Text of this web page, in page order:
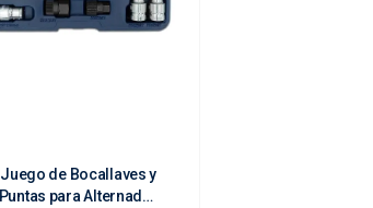
Juego de Bocallaves y
Puntas para Alternador